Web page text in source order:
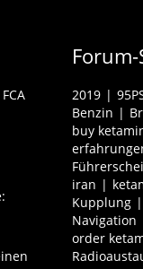
2019
Benzin
buy
iran
Kupplung
Navigation
order